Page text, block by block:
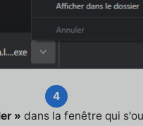
4
» dans la fenêtre qui